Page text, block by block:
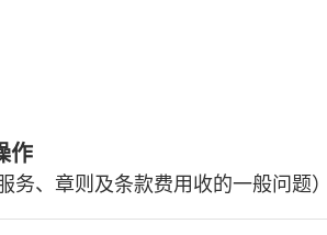
作
务、章则及条款费用收的一般问题）